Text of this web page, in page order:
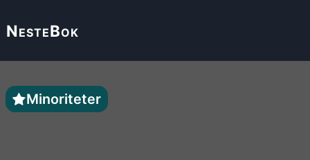
NesteBok
Minoriteter